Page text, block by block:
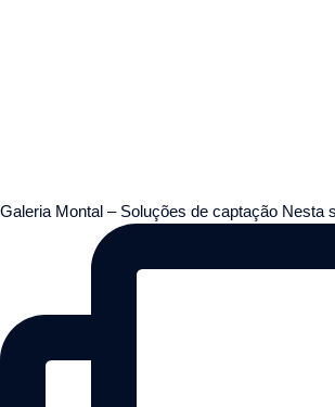
Galeria Montal – Soluções de captação Nesta